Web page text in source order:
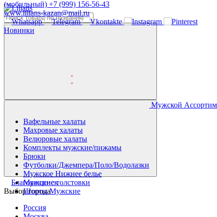
Благовещенск
Выбор города
Россия
(мобильный) +7 (999) 156-56-43
www.lilians-kazan@mail.ru
Новинки
Мужской
Вафельные халаты
Махровые халаты
Велюровые халаты
Комплекты мужские/пижамы
Брюки
Футболки/Джемпера/Поло/Водолазки
Мужское Нижнее белье
Мужские толстовки
Шорты Мужские